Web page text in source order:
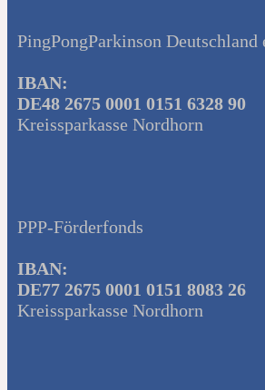
PingPongParkinson Deutschland
IBAN:
DE48 2675 0001 0151 6328 90
Kreissparkasse Nordhorn
PPP-Förderfonds
IBAN:
DE77 2675 0001 0151 8083 26
Kreissparkasse Nordhorn